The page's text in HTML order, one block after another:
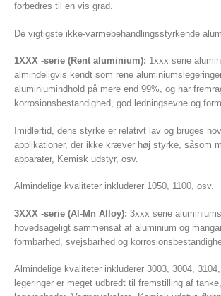
forbedres til en vis grad.
De vigtigste ikke-varmebehandlingsstyrkende
1XXX -serie (Rent aluminium): 1xxx serie
almindeligvis kendt som rene
aluminiumindhold på mere end 99%, og har
korrosionsbestandighed, god ledningsevne og
Imidlertid, dens styrke er relativt lav og bruges
applikationer, der ikke kræver høj styrke, såsom
apparater, Kemisk udstyr, osv.
Almindelige kvaliteter inkluderer 1050, 1100, osv.
3XXX -serie (Al-Mn Alloy): 3xxx serie
hovedsageligt sammensat af aluminium og
formbarhed, svejsbarhed og
Almindelige kvaliteter inkluderer 3003, 3004,
legeringer er meget udbredt til fremstilling af